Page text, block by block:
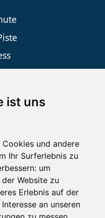
ist uns
und andere
Ihr Surferlebnis zu
um
Website zu
Erlebnis auf der
an unseren
SKI APP
iOS und Android - Ein
und Schneefreaks!